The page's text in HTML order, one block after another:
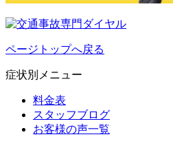
ページトップへ戻る
症状別メニュー
料金表
スタッフブログ
お客様の声一覧